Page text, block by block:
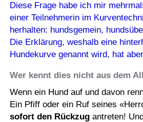
Diese Frage habe ich mir
einer Teilnehmerin im
herhalten: hundsgemein,
Die Erklärung, weshalb eine
Hundekurve genannt wird, hat
Wer kennt dies nicht aus dem
Wenn ein Hund auf und davon
Ein Pfiff oder ein Ruf seines
sofort den Rückzug antreten!